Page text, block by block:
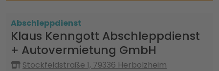
Abschleppdienst
Klaus Kenngott Abschleppdienst
+ Autovermietung GmbH
Stockfeldstraße 1, 79336 Herbolzheim